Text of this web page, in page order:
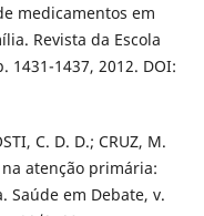
medicamentos em
Revista da Escola
1431-1437, 2012. DOI:
C. D. D.; CRUZ, M.
atenção primária:
em Debate, v.